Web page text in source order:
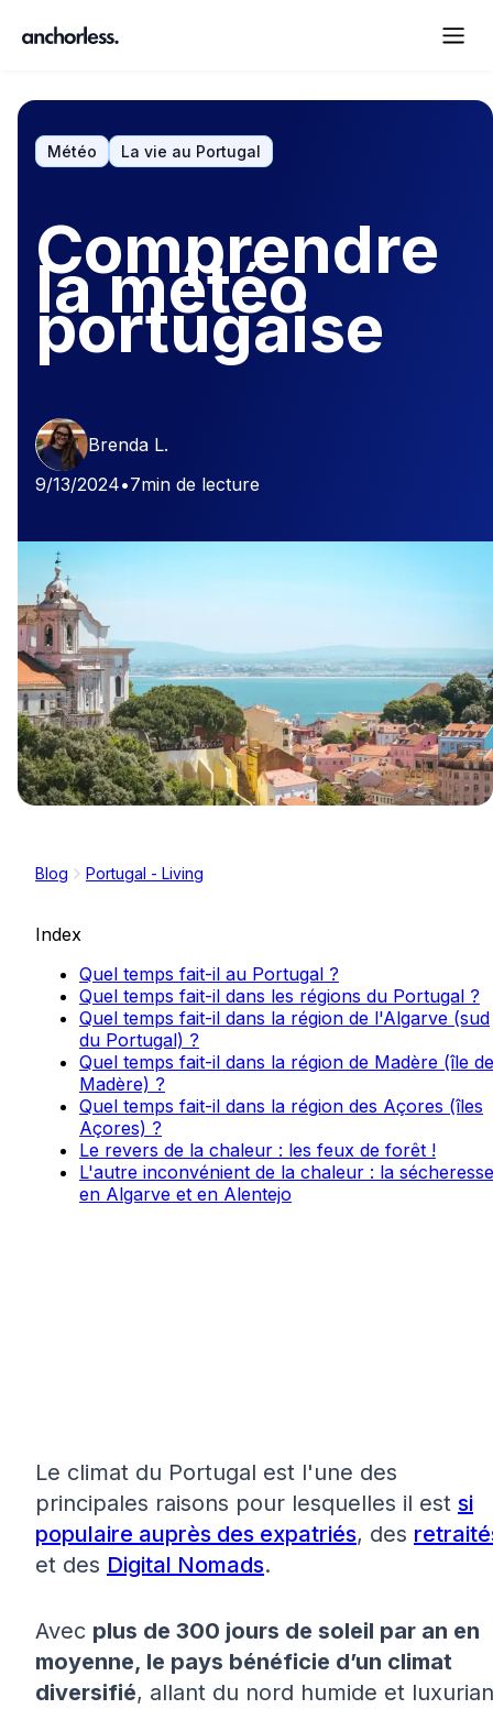
Météo La vie au Portugal
Comprendre
la météo
portugaise
Brenda L.
9/13/2024•7min de lecture
Blog Portugal - Living
Index
Quel temps fait-il au Portugal ?
Quel temps fait-il dans les régions du Portugal ?
Quel temps fait-il dans la région de l'Algarve (sud
du Portugal) ?
Quel temps fait-il dans la région de Madère (île de
Madère) ?
Quel temps fait-il dans la région des Açores (îles
Açores) ?
Le revers de la chaleur : les feux de forêt !
L'autre inconvénient de la chaleur : la sécheresse
en Algarve et en Alentejo
Le climat du Portugal est l'une des
principales raisons pour lesquelles il est si
populaire auprès des expatriés, des
et des Digital Nomads.
Avec plus de 300 jours de soleil par an en
moyenne, le pays bénéficie d’un climat
diversifié, allant du nord humide et